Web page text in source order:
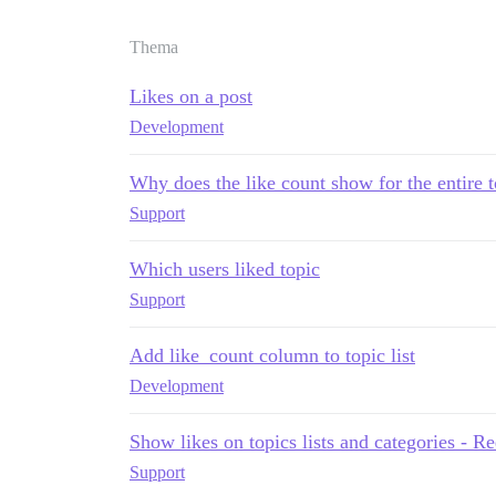
Thema
Likes on a post
Development
Why does the like count show for the entire
Support
Which users liked topic
Support
Add like_count column to topic list
Development
Show likes on topics lists and categories -
Support